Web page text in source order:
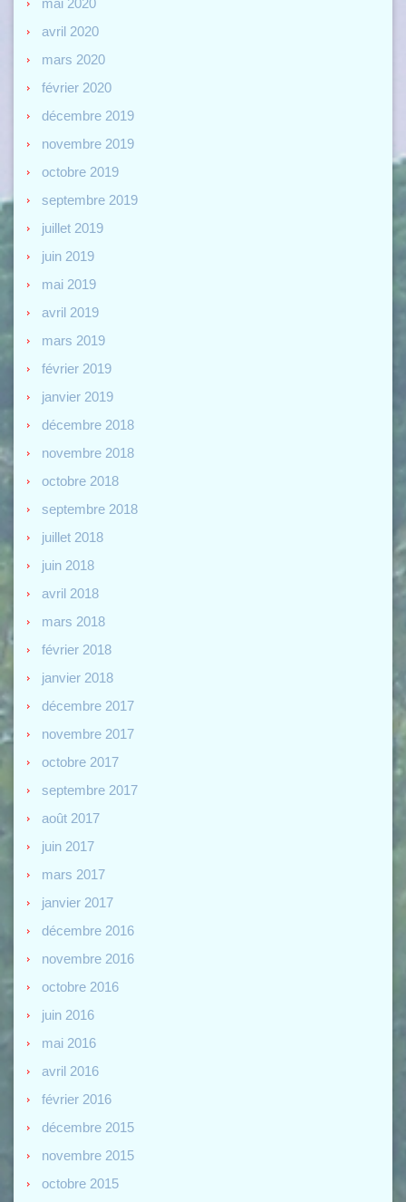
avril 2020
mars 2020
février 2020
décembre 2019
novembre 2019
octobre 2019
septembre 2019
juillet 2019
juin 2019
mai 2019
avril 2019
mars 2019
février 2019
janvier 2019
décembre 2018
novembre 2018
octobre 2018
septembre 2018
juillet 2018
juin 2018
avril 2018
mars 2018
février 2018
janvier 2018
décembre 2017
novembre 2017
octobre 2017
septembre 2017
août 2017
juin 2017
mars 2017
janvier 2017
décembre 2016
novembre 2016
octobre 2016
juin 2016
mai 2016
avril 2016
février 2016
décembre 2015
novembre 2015
octobre 2015